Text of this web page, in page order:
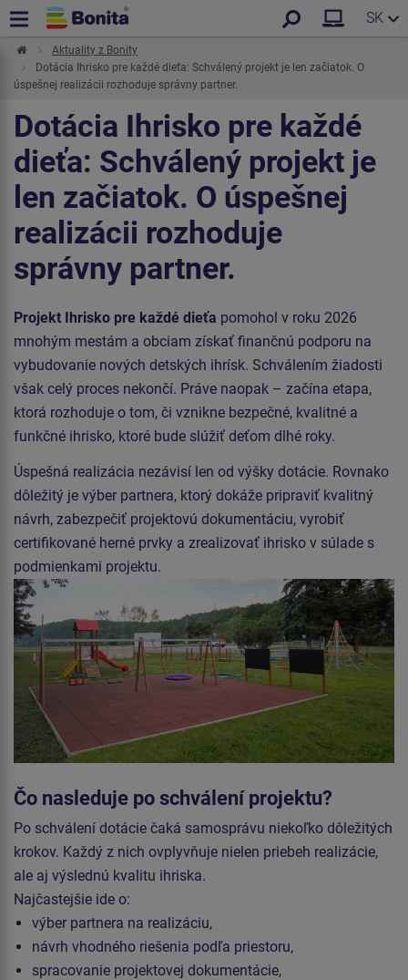
SK
Aktuality z Bonity
Dotácia Ihrisko pre každé dieťa: Schválený projekt je len začiatok. O
úspešnej realizácii rozhoduje správny partner.
Dotácia Ihrisko pre každé
dieťa: Schválený projekt je
len začiatok. O úspešnej
realizácii rozhoduje
správny partner.
Projekt Ihrisko pre každé dieťa pomohol v roku 2026
mnohým mestám a obciam získať finančnú podporu na
vybudovanie nových detských ihrísk. Schválením žiadosti
však celý proces nekončí. Práve naopak – začína etapa,
ktorá rozhoduje o tom, či vznikne bezpečné, kvalitné a
funkčné ihrisko, ktoré bude slúžiť deťom dlhé roky.
Úspešná realizácia nezávisí len od výšky dotácie. Rovnako
dôležitý je výber partnera, ktorý dokáže pripraviť kvalitný
návrh, zabezpečiť projektovú dokumentáciu, vyrobiť
certifikované herné prvky a zrealizovať ihrisko v súlade s
podmienkami projektu.
Čo nasleduje po schválení projektu?
Po schválení dotácie čaká samosprávu niekoľko dôležitých
krokov. Každý z nich ovplyvňuje nielen priebeh realizácie,
ale aj výslednú kvalitu ihriska.
Najčastejšie ide o:
výber partnera na realizáciu,
návrh vhodného riešenia podľa priestoru,
spracovanie projektovej dokumentácie,